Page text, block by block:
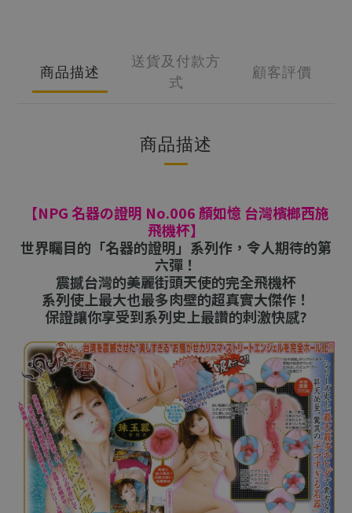
商品描述
送貨及付款方
式
顧客評價
商品描述
【NPG 名器の證明 No.006 顏如憶 台灣檳榔西施
飛機杯】
世界矚目的「名器的證明」系列作，令人期待的第
六彈！
震撼台灣的美麗街頭天使的完全飛機杯
系列使上最大也最多肉壁的超真實大傑作！
保證讓你享受到系列史上最讚的刺激快感?